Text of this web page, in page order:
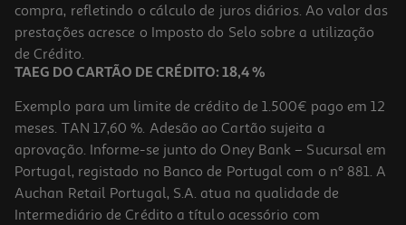
compra, refletindo o cálculo de juros diários. Ao valor das
prestações acresce o Imposto do Selo sobre a utilização
de Crédito.
TAEG DO CARTÃO DE CRÉDITO: 18,4 %
Exemplo para um limite de crédito de 1.500€ pago em 12
meses. TAN 17,60 %. Adesão ao Cartão sujeita a
aprovação. Informe-se junto do Oney Bank – Sucursal em
Portugal, registado no Banco de Portugal com o nº 881. A
Auchan Retail Portugal, S.A. atua na qualidade de
Intermediário de Crédito a título acessório com